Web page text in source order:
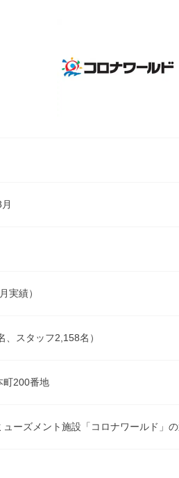
実績）
スタッフ2,158名）
町200番地
ーズメント施設「コロナワールド」